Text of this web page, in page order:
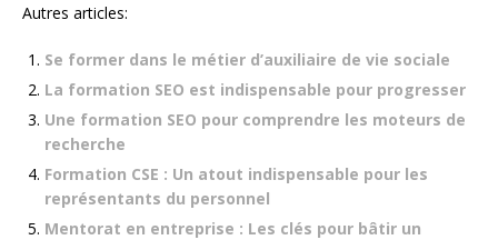
Autres articles:
Se former dans le métier d’auxiliaire de vie sociale
La formation SEO est indispensable pour progresser
Une formation SEO pour comprendre les moteurs de
recherche
Formation CSE : Un atout indispensable pour les
représentants du personnel
Mentorat en entreprise : Les clés pour bâtir un